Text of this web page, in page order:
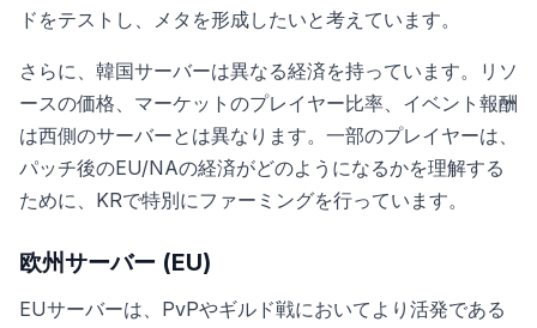
ドをテストし、メタを形成したいと考えています。
さらに、韓国サーバーは異なる経済を持っています。リソ
ースの価格、マーケットのプレイヤー比率、イベント報酬
は西側のサーバーとは異なります。一部のプレイヤーは、
パッチ後のEU/NAの経済がどのようになるかを理解する
ために、KRで特別にファーミングを行っています。
欧州サーバー (EU)
EUサーバーは、PvPやギルド戦においてより活発である